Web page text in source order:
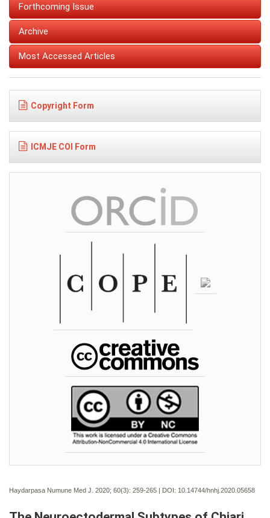
Forthcoming Issue
Archive
Most Accessed Articles
Copyright Form
ICMJE COI Form
Haydarpasa Numune Med J. 2020; 60(3): 259-265 | DOI: 10.14744/hnhj.2020.05658